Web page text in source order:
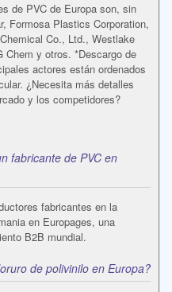
de PVC de Europa son, sin
Formosa Plastics Corporation,
Co., Ltd., Westlake
Chem y otros. *Descargo de
actores están ordenados
¿Necesita más detalles
y los competidores?
fabricante de PVC en
fabricantes en la
en Europages, una
B2B mundial.
de polivinilo en Europa?